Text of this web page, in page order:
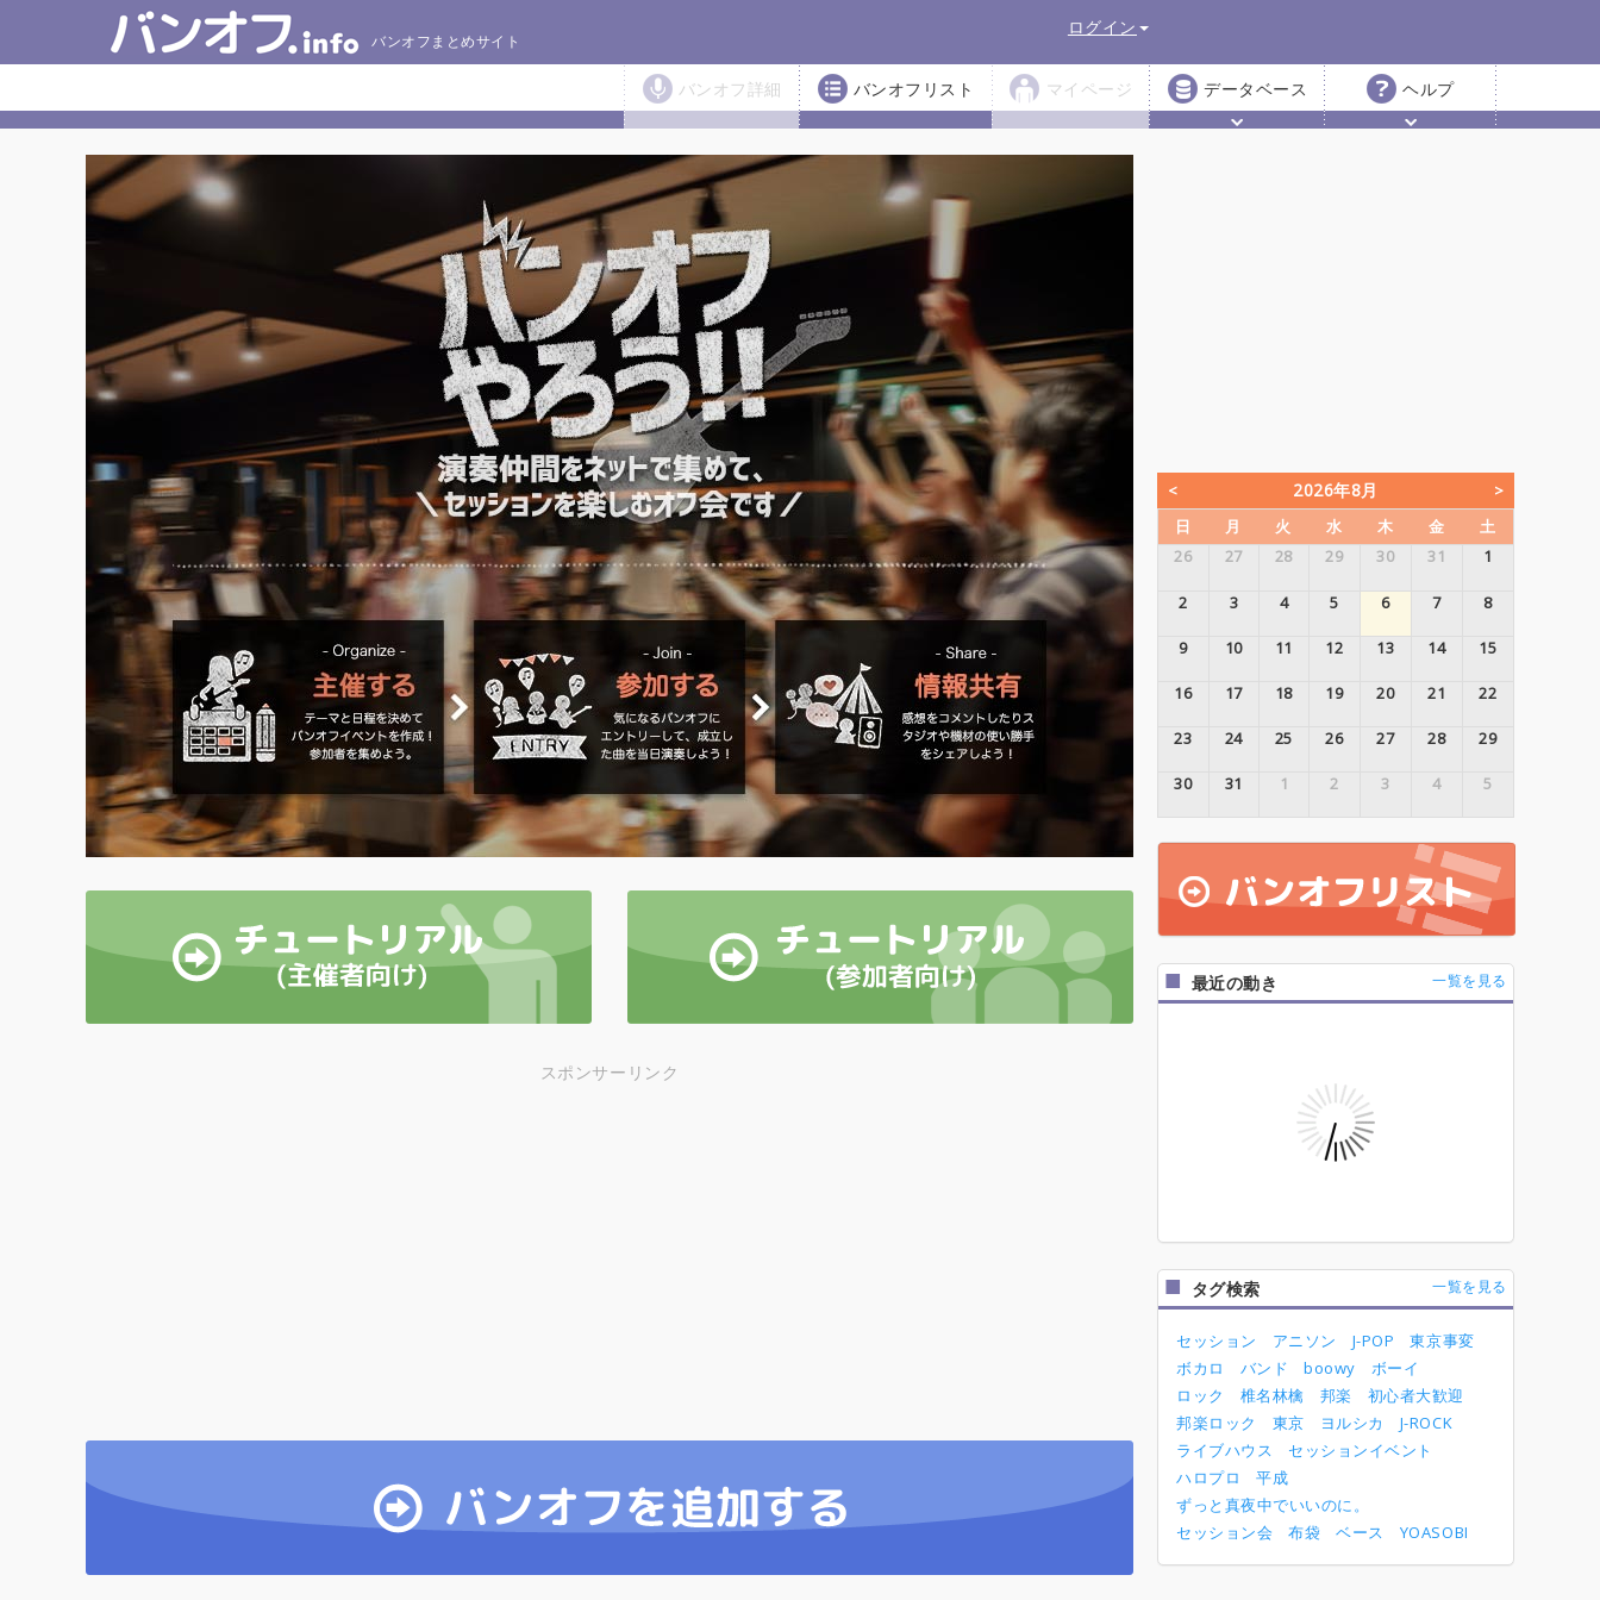
バンオフまとめサイト
ログイン
バンオフ詳細 バンオフリスト マイページ データベース ヘルプ
スポンサーリンク
2026年8月
日 月 火 水 木 金
土
26
27 28 29 30 31 1
2 3 4 5 6 7 8
9 10 11 12 13 14 15
16 17 18 19 20 21 22
23 24 25 26 27 28 29
30 31 1 2 3 4 5
最近の動き 一覧を見る
タグ検索 一覧を見る
セッション アニソン J-POP
東京事変
ボカロ
バンド boowy
ボーイ
ロック
椎名林檎 邦楽
初心者大歓迎
邦楽ロック
東京 ヨルシカ
J-ROCK
ライブハウス
セッションイベント
ハロプロ
平成
ずっと真夜中でいいのに。
セッション会
布袋 ベース YOASOBI